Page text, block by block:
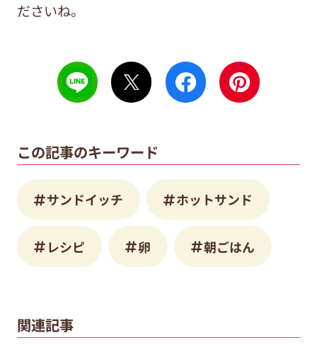
ださいね。
この記事のキーワード
サンドイッチ ホットサンド
レシピ 卵 朝ごはん
関連記事